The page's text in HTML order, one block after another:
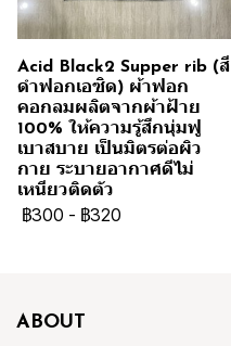
Acid Black2 Supper rib (สี
ดำฟอกเอซิด) ผ้าฟอก
คอกลมผลิตจากผ้าฝ้าย
100% ให้ความรู้สึกนุ่มฟู
เบาสบาย เป็นมิตรต่อผิว
กาย ระบายอากาศดีไม่
เหนียวติดตัว
฿300 - ฿320
ABOUT